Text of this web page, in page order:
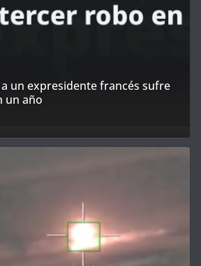
un expresidente francés sufre
un año